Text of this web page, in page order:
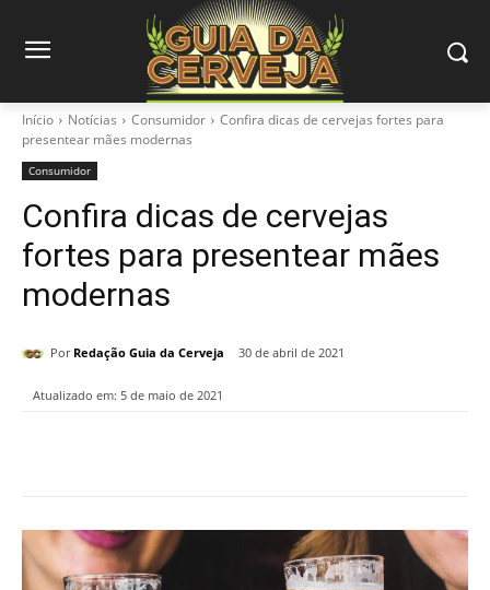
Início Notícias Consumidor
Confira dicas de cervejas fortes para
presentear mães modernas
Consumidor
Confira dicas de cervejas
fortes para presentear mães
modernas
Por Redação Guia da Cerveja 30 de abril de 2021
Atualizado em: 5 de maio de 2021